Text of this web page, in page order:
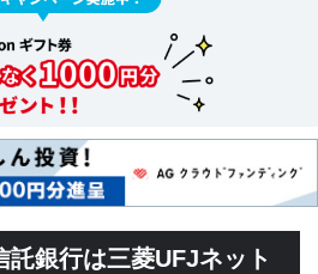
銀行は三菱UFJネット